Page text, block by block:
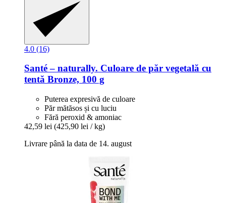
4.0 (16)
Santé – naturally. Culoare de păr vegetală cu
tentă Bronze, 100 g
Puterea expresivă de culoare
Păr mătăsos și cu luciu
Fără peroxid & amoniac
42,59 lei (425,90 lei / kg)
Livrare până la data de 14. august